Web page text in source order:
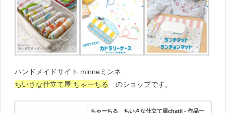
ハンドメイドサイト minneミンネ
ちいさな仕立て屋 ちゃーちる
のショップです。
ちゃーちる ちいさな仕立て屋chatil - 作品一